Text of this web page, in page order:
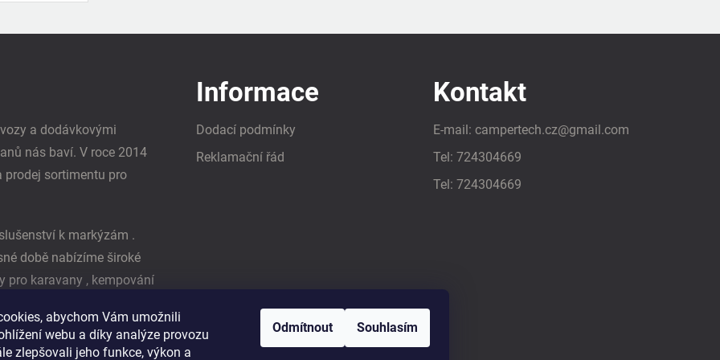
abychom Vám umožnili
webu a díky analýze provozu
zlepšovali jeho funkce, výkon a
Odmítnout Souhlasím
a dodávkovými
nás baví. V roce 2014
prodej sortimentu pro
k markýzám .
době nabízíme široké
pro karavany , kempování
Reimo
Informace
Dodací podmínky
Reklamační řád
Kontakt
E-mail: campertech.cz@gmail.com
Tel: 724304669
Tel: 724304669